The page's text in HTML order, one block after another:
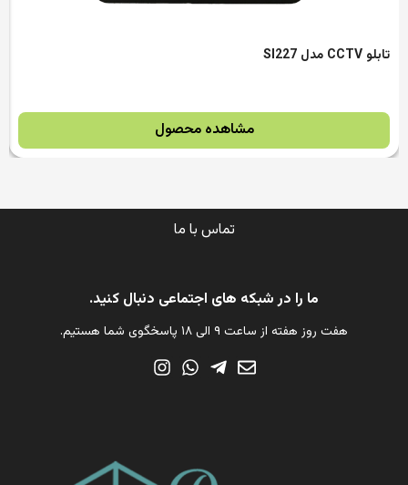
تابلو CCTV مدل SI227
مشاهده محصول
تماس با ما
ما را در شبکه های اجتماعی دنبال کنید.
هفت روز هفته از ساعت ۹ الی ۱۸ پاسخگوی شما هستیم.